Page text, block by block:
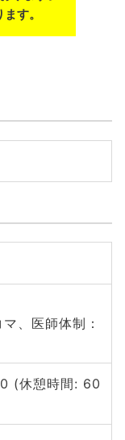
す。
、医師体制：
(休憩時間: 60